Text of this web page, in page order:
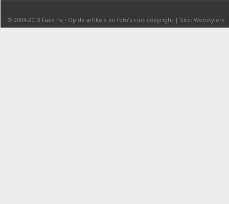
© 2004-2013 Faes nv - Op de artikels en foto’s rust copyright | Site: Webstylers